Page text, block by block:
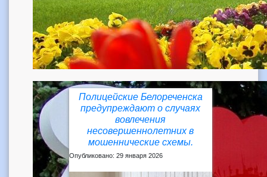
Полицейские Белореченска
предупреждают о случаях
вовлечения
несовершеннолетних в
мошеннические схемы.
Опубликовано: 29 января 2026